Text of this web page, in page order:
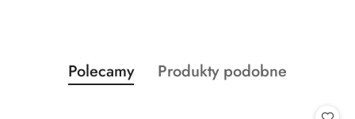
Pomiń karuzelę produktów
Produkty
o
Polecamy
Produkty
Produkty podobne